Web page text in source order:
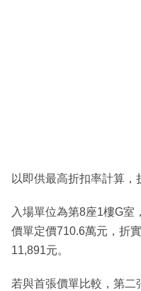
以即供最高折扣率計算，
入場單位為第8座1樓G室
價單定價710.6萬元，折
11,891元。
若與首張價單比較，第二